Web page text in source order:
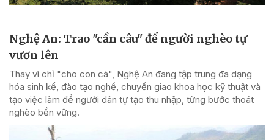
Nghệ An: Trao "cần câu" để người nghèo tự
vươn lên
Thay vì chỉ "cho con cá", Nghệ An đang tập trung đa dạng
hóa sinh kế, đào tạo nghề, chuyển giao khoa học kỹ thuật và
tạo việc làm để người dân tự tạo thu nhập, từng bước thoát
nghèo bền vững.